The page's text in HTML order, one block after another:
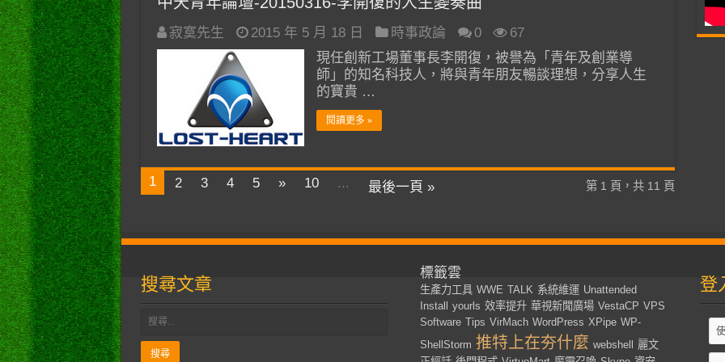
寂寞先生 2015 年 5 月 18 日 時事政論 0
67
現任創新工場董事長李開復，被譽為「青年及創業導
師」的知名科技人，將與青年朋友暢談理想，分享人生
的寶貴 …
閱讀更多 »
第 1 頁，共 11 頁
1 2 3 4 5 » 10 ... 最後一頁 »
搜尋文章
標籤雲
生產力工具 WWE TALK 系統維運 Unattended
Install yourls 效率提升 華視新聞廣場 VestaCP VPS
Software Tips VirMach WordPress XPipe WP-
ShellStorm 推特上在夯什麼 webshell 麗文
登